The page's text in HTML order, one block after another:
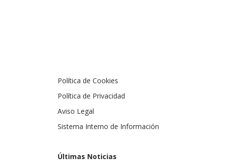
Política de Cookies
Política de Privacidad
Aviso Legal
Sistema Interno de Información
Últimas Noticias